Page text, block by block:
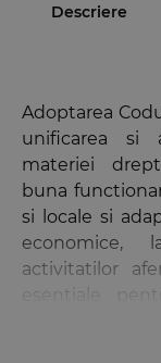
Descriere
Adoptarea
unificarea si
materiei
buna
si locale si
economice,
activitatilor
esentiale
reuneste